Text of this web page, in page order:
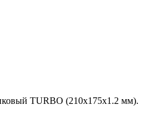
TURBO (210x175x1.2 мм).